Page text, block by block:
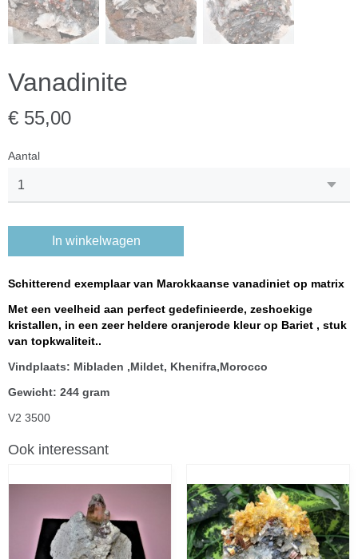
Vanadinite
€ 55,00
Aantal
In winkelwagen
Schitterend exemplaar van Marokkaanse vanadiniet op matrix
Met een veelheid aan perfect gedefinieerde, zeshoekige
kristallen, in een zeer heldere oranjerode kleur op Bariet , stuk
van topkwaliteit..
Vindplaats: Mibladen ,Mildet, Khenifra,Morocco
Gewicht: 244 gram
V2 3500
Ook interessant